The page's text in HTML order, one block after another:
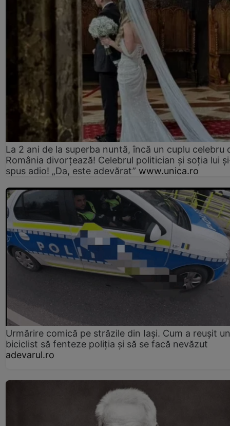
La 2 ani de la superba nuntă, încă un cuplu celebru
România divorțează! Celebrul politician și soția lui
spus adio! „Da, este adevărat” www.unica.ro
Urmărire comică pe străzile din Iași. Cum a reușit un
biciclist să fenteze poliția și să se facă nevăzut
adevarul.ro